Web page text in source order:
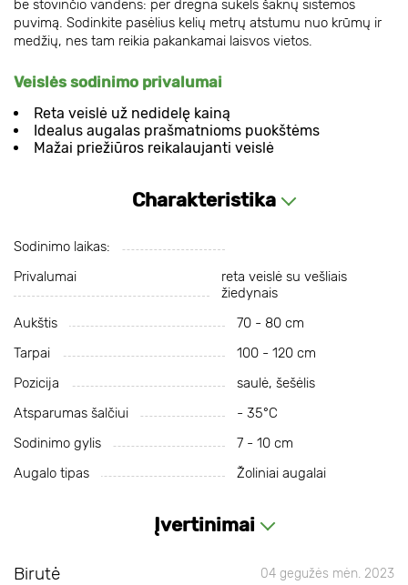
be stovinčio vandens: per drėgna sukels šaknų sistemos
puvimą. Sodinkite pasėlius kelių metrų atstumu nuo krūmų ir
medžių, nes tam reikia pakankamai laisvos vietos.
Veislės sodinimo privalumai
Reta veislė už nedidelę kainą
Idealus augalas prašmatnioms puokštėms
Mažai priežiūros reikalaujanti veislė
Charakteristika
Sodinimo laikas:
Privalumai
reta veislė su vešliais
žiedynais
Aukštis
70 - 80 cm
Tarpai
100 - 120 cm
Pozicija
saulė, šešėlis
Atsparumas šalčiui
- 35°C
Sodinimo gylis
7 - 10 cm
Augalo tipas
Žoliniai augalai
Įvertinimai
Birutė 04 gegužės mėn. 2023